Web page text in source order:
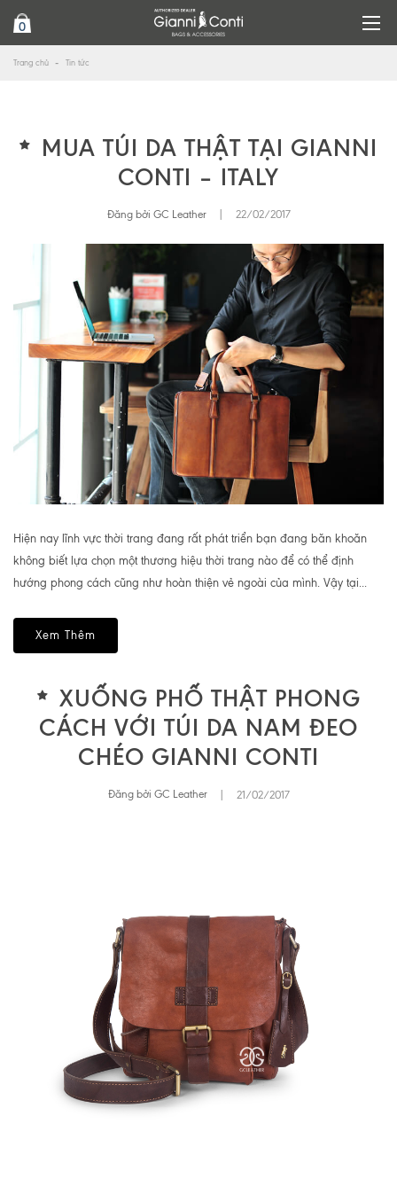
0
Trang chủ Tin tức
MUA TÚI DA THẬT TẠI GIANNI
CONTI – ITALY
Đăng bởi GC Leather 22/02/2017
Hiện nay lĩnh vực thời trang đang rất phát triển bạn đang băn khoăn
không biết lựa chọn một thương hiệu thời trang nào để có thể định
hướng phong cách cũng như hoàn thiện vẻ ngoài của mình. Vậy tại...
Xem Thêm
XUỐNG PHỐ THẬT PHONG
CÁCH VỚI TÚI DA NAM ĐEO
CHÉO GIANNI CONTI
Đăng bởi GC Leather 21/02/2017